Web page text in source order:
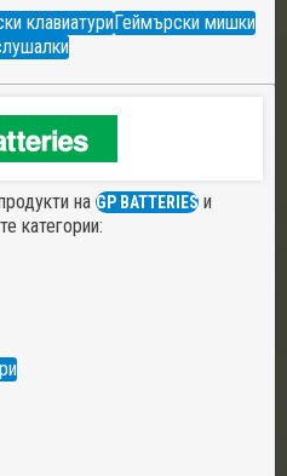
клавиатуриГеймърски мишки
на GP BATTERIES и
категории: